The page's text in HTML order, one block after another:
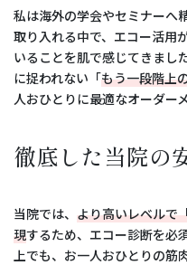
私は海外の学会やセミナーへ
取り入れる中で、エコー活用
いることを肌で感じてきまし
に捉われない「もう一段階上
人おひとりに最適なオーダー
徹底した当院の
当院では、 より高いレベルで
現するため、エコー診断を必
上でも、お一人おひとりの筋